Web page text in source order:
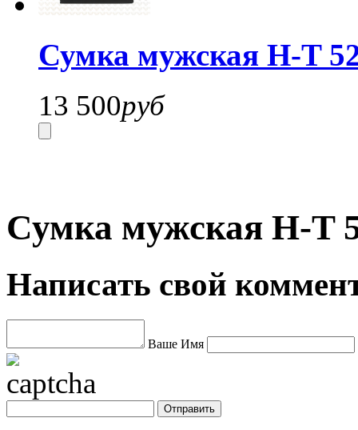
Сумка мужская H-T
13 500руб
Сумка мужская H-T
Написать свой
Ваше Имя